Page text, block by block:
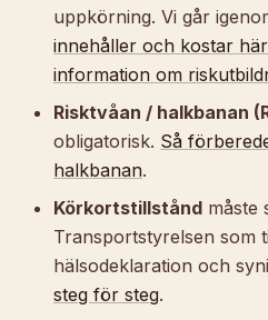
uppkörning. Vi går
innehåller och kostar här
information om
Risktvåan / halkbanan
obligatorisk. Så
halkbanan.
Körkortstillstånd måste
Transportstyrelsen som
hälsodeklaration och
steg för steg.